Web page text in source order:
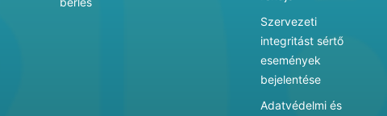
Szervezeti
integritást sértő
események
bejelentése
Adatvédelmi és